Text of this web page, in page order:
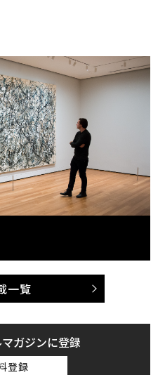
一覧
ガジンに登録
登録